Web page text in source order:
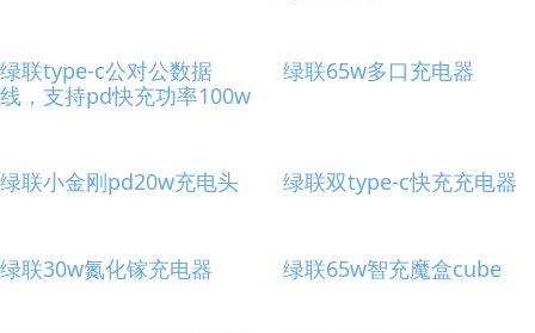
绿联type-c公对公数据
线，支持pd快充功率100w
绿联65w多口充电器
绿联小金刚pd20w充电头 绿联双type-c快充充电器
绿联30w氮化镓充电器 绿联65w智充魔盒cube